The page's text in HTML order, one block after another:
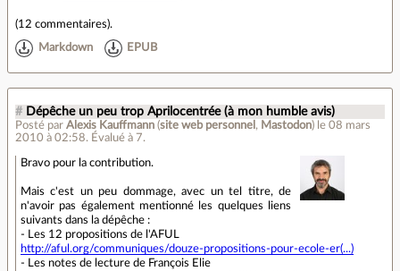
(12 commentaires).
Markdown EPUB
# Dépêche un peu trop Aprilocentrée (à mon humble avis)
Posté par Alexis Kauffmann (site web personnel , Mastodon) le 08 mars
2010 à 02:58. Évalué à 7.
Bravo pour la contribution.
Mais c'est un peu dommage, avec un tel titre, de
n'avoir pas également mentionné les quelques liens
suivants dans la dépêche :
- Les 12 propositions de l'AFUL
http://aful.org/communiques/douze-propositions-pour-ecole-er(...)
- Les notes de lecture de François Elie